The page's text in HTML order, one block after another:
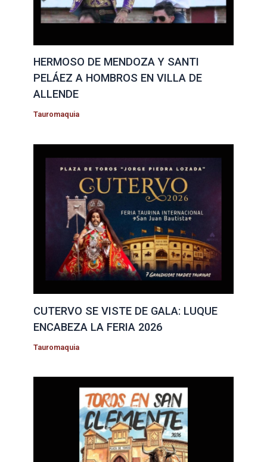
HERMOSO DE MENDOZA Y SANTI
PELÁEZ A HOMBROS EN VILLA DE
ALLENDE
Tauromaquia
CUTERVO SE VISTE DE GALA: LUQUE
ENCABEZA LA FERIA 2026
Tauromaquia